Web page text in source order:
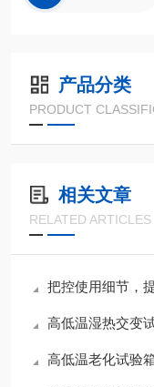
产品分类
PRODUCT
相关文章
RELATED ARTICLES
把控使用细节，
高低温湿热交变
高低温老化试验